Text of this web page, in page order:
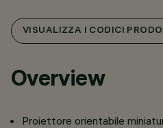
VISUALIZZA I CODICI
Overview
Proiettore orientabile